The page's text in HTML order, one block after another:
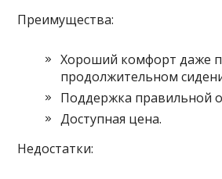
Преимущества:
Хороший комфорт даже
продолжительном
Поддержка правильной
Доступная цена.
Недостатки: